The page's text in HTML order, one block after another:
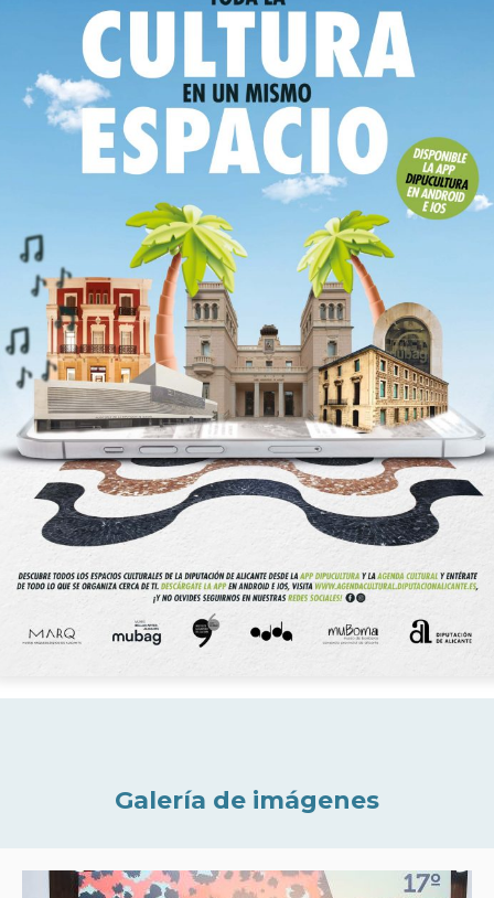
Galería de imágenes